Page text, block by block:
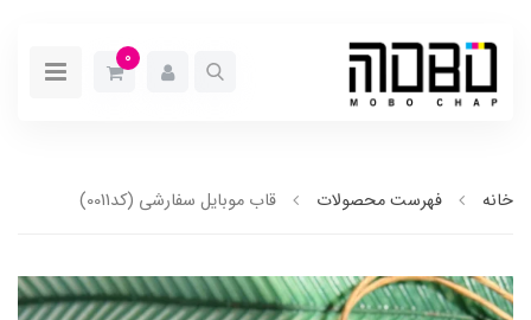
0
خانه فهرست محصولات قاب موبایل سفارشی (کد0011)